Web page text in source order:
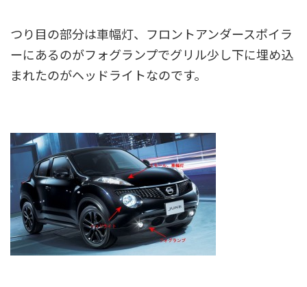
つり目の部分は車幅灯、フロントアンダースポイラ
ーにあるのがフォグランプでグリル少し下に埋め込
まれたのがヘッドライトなのです。